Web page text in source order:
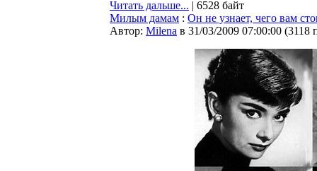
Читать дальше... | 6528 байт
Милым дамам : Он не узнает, чего вам
Автор: Milena в 31/03/2009 07:00:00 (3118